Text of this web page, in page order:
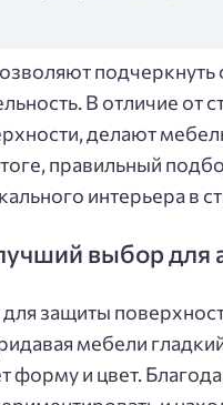
В отличие от
делают
правильный
интерьера в
выбор для
защиты
мебели
и цвет.